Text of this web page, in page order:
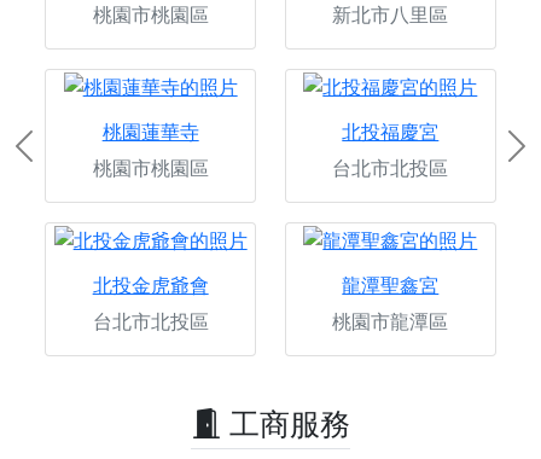
桃園市桃園區
新北市八里區
桃園蓮華寺
桃園市桃園區
北投福慶宮
台北市北投區
北投金虎爺會
台北市北投區
龍潭聖鑫宮
桃園市龍潭區
Previous
工商服務